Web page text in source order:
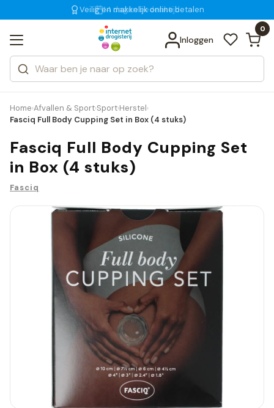
voor 18:00 uur besteld
Gratis bezorging
Veilig en makkelijk online betalen
Inloggen
0
Zoeken
Categorieën
Merken
Bekijk alle resultaten
Home›Afvallen & Sport›Sport›Herstel›
Fasciq Full Body Cupping Set in Box (4 stuks)
Fasciq Full Body Cupping Set
in Box (4 stuks)
Fasciq